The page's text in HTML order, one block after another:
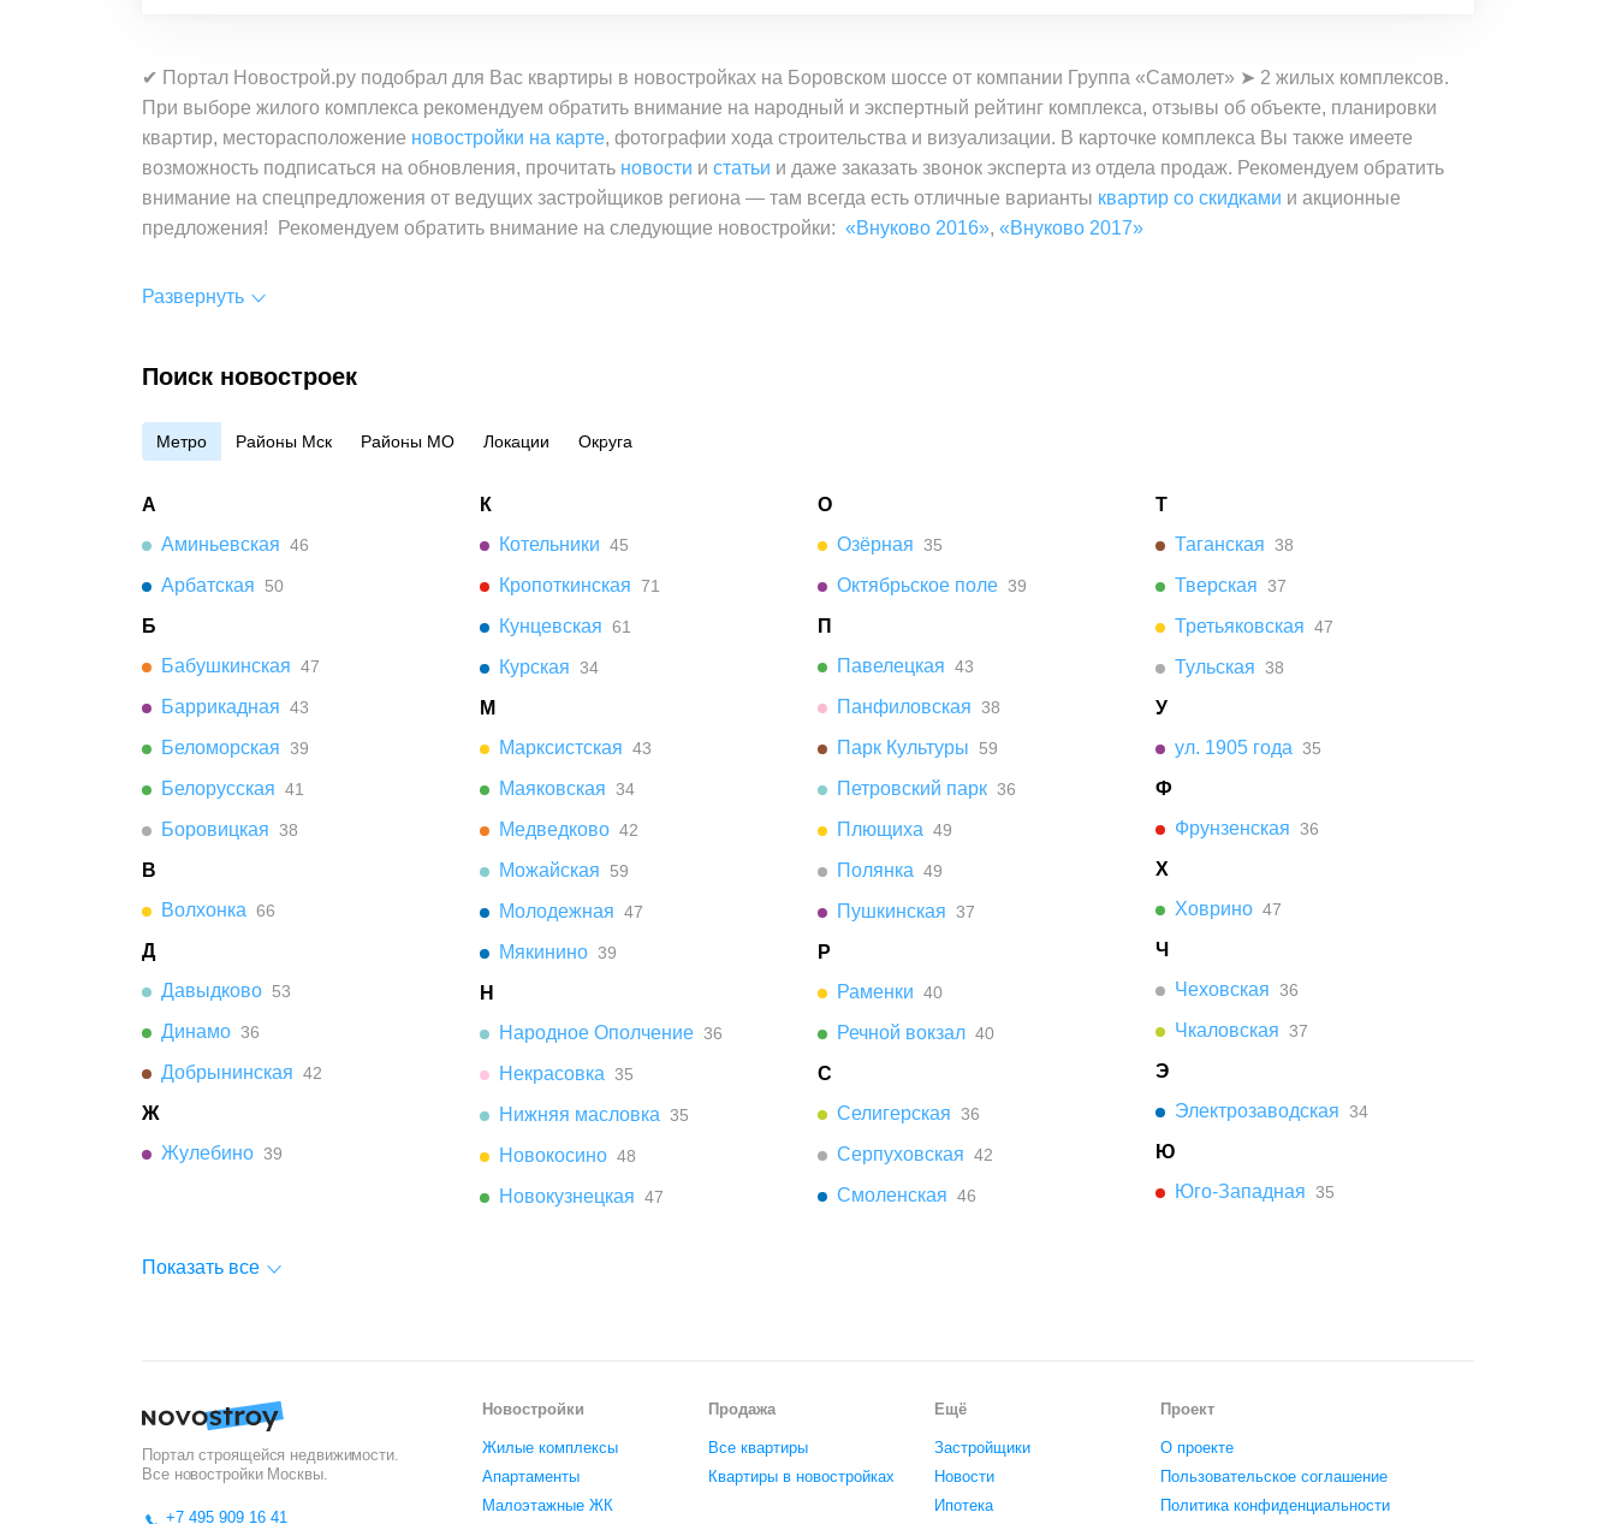
✔ Портал Новострой.ру подобрал для Вас квартиры в новостройках на Боровском шоссе от компании Группа «Самолет» ➤ 2 жилых комплексов.
При выборе жилого комплекса рекомендуем обратить внимание на народный и экспертный рейтинг комплекса, отзывы об объекте, планировки
квартир, месторасположение новостройки на карте, фотографии хода строительства и визуализации. В карточке комплекса Вы также имеете
возможность подписаться на обновления, прочитать новости и статьи и даже заказать звонок эксперта из отдела продаж. Рекомендуем обратить
внимание на спецпредложения от ведущих застройщиков региона — там всегда есть отличные варианты квартир со скидками и акционные
предложения! Рекомендуем обратить внимание на следующие новостройки: «Внуково 2016», «Внуково 2017»
Развернуть
Поиск новостроек
Метро Районы Мск Районы МО Локации Округа
А
Аминьевская 46
Арбатская 50
Б
Бабушкинская 47
Баррикадная 43
Беломорская 39
Белорусская 41
Боровицкая 38
В
Волхонка 66
Д
Давыдково 53
Динамо 36
Добрынинская 42
Ж
Жулебино 39
К
Котельники 45
Кропоткинская 71
Кунцевская 61
Курская 34
М
Марксистская 43
Маяковская 34
Медведково 42
Можайская 59
Молодежная 47
Мякинино 39
Н
Народное Ополчение 36
Некрасовка 35
Нижняя масловка 35
Новокосино 48
Новокузнецкая 47
О
Озёрная 35
Октябрьское поле 39
П
Павелецкая 43
Панфиловская 38
Парк Культуры 59
Петровский парк 36
Плющиха 49
Полянка 49
Пушкинская 37
Р
Раменки 40
Речной вокзал 40
С
Селигерская 36
Серпуховская 42
Смоленская 46
Т
Таганская 38
Тверская 37
Третьяковская 47
Тульская 38
У
ул. 1905 года 35
Ф
Фрунзенская 36
Х
Ховрино 47
Ч
Чеховская 36
Чкаловская 37
Э
Электрозаводская 34
Ю
Юго-Западная 35
Показать все
Портал строящейся недвижимости.
Все новостройки Москвы.
+7 495 909 16 41
Новостройки
Жилые комплексы
Апартаменты
Малоэтажные ЖК
Продажа
Все квартиры
Квартиры в новостройках
Ещё
Застройщики
Новости
Ипотека
Проект
О проекте
Пользовательское соглашение
Политика конфиденциальности